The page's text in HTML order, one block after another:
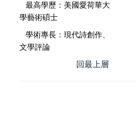
最高學歷：美國愛荷華大
學藝術碩士
學術專長：現代詩創作、
文學評論
回最上層